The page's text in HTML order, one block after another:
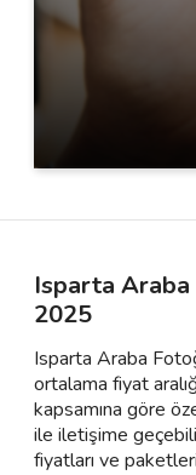
Isparta
2025
Isparta Araba
ortalama fiyat
kapsamına göre
ile iletişime
fiyatları ve